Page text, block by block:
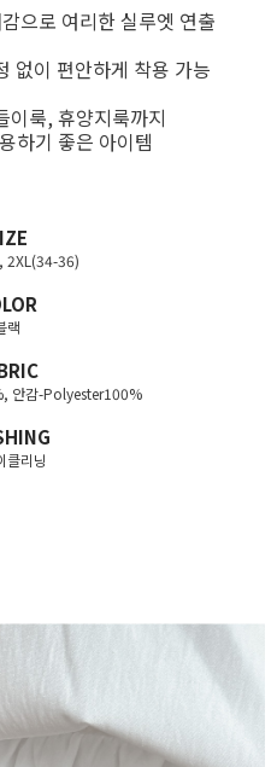
으로 여리한 실루엣 연출
없이 편안하게 착용 가능
이룩, 휴양지룩까지
하기 좋은 아이템
2XL(34-36)
랙
안감-Polyester100%
클리닝